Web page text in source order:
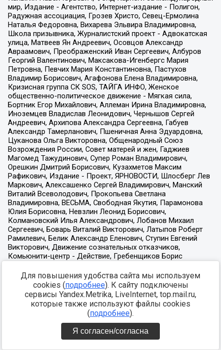
Для повышения удобства сайта мы используем
cookies (подробнее). К сайту подключены
сервисы Yandex.Metrika, LiveInternet, top.mail.ru,
которые также используют файлы cookies
(подробнее).
Я согласен/согласна